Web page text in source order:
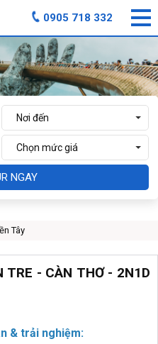
NGAY
Tây
TRE - CÀN THƠ - 2N1D
& trải nghiệm:
0905 718 332